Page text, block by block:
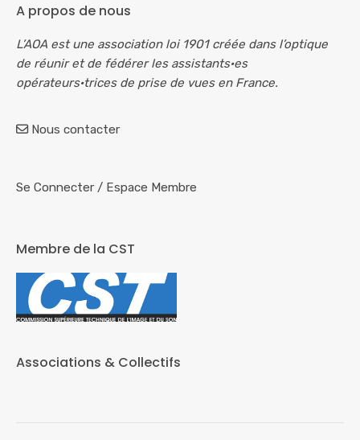
A propos de nous
L’AOA est une association loi 1901 créée dans l’optique
de réunir et de fédérer les assistants·es
opérateurs·trices de prise de vues en France.
Nous contacter
Se Connecter / Espace Membre
Membre de la CST
Associations & Collectifs